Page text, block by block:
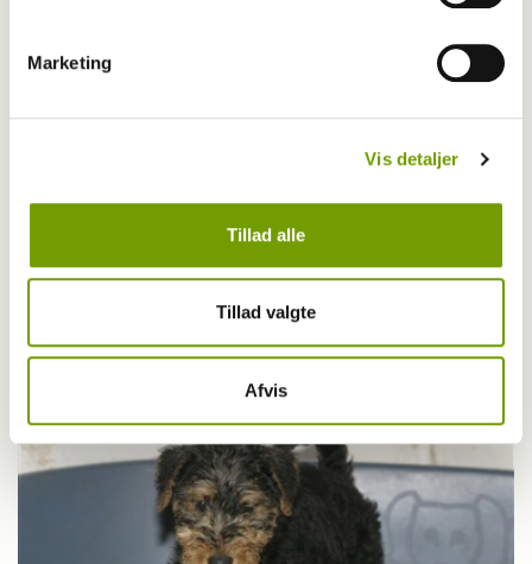
Marketing
Vis detaljer
Tillad alle
Tillad valgte
Afvis
Farvel til verdens ældste hund